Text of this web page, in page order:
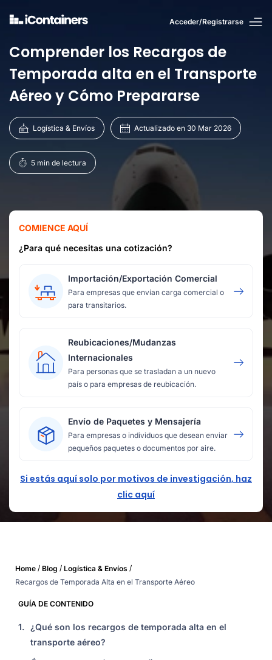
Acceder/Registrarse
Comprender los Recargos de
Temporada alta en el Transporte
Aéreo y Cómo Prepararse
Logística & Envíos Actualizado en 30 Mar 2026
5 min de lectura
COMIENCE AQUÍ
¿Para qué necesitas una cotización?
Importación/Exportación Comercial
Para empresas que envían carga comercial o
para transitarios.
Reubicaciones/Mudanzas
Internacionales
Para personas que se trasladan a un nuevo
país o para empresas de reubicación.
Envío de Paquetes y Mensajería
Para empresas o individuos que desean enviar
pequeños paquetes o documentos por aire.
Si estás aquí solo por motivos de investigación, haz
clic aquí
Home / Blog / Logística & Envíos /
Recargos de Temporada Alta en el Transporte Aéreo
GUÍA DE CONTENIDO
1. ¿Qué son los recargos de temporada alta en el
transporte aéreo?